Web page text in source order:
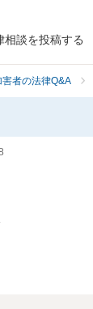
相談を投稿する
害者の法律Q&A